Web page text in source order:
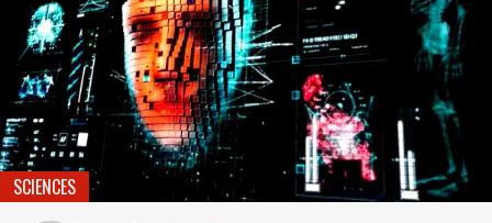
SCIENCES